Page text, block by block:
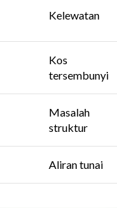
Kelewatan
Kos
tersembunyi
Masalah
struktur
Aliran tunai